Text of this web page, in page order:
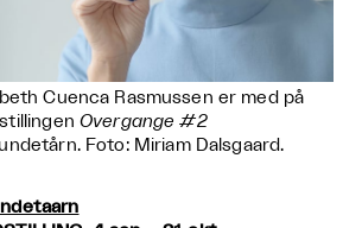
Cuenca Rasmussen er med på
Overgange #2
Foto: Miriam Dalsgaard.